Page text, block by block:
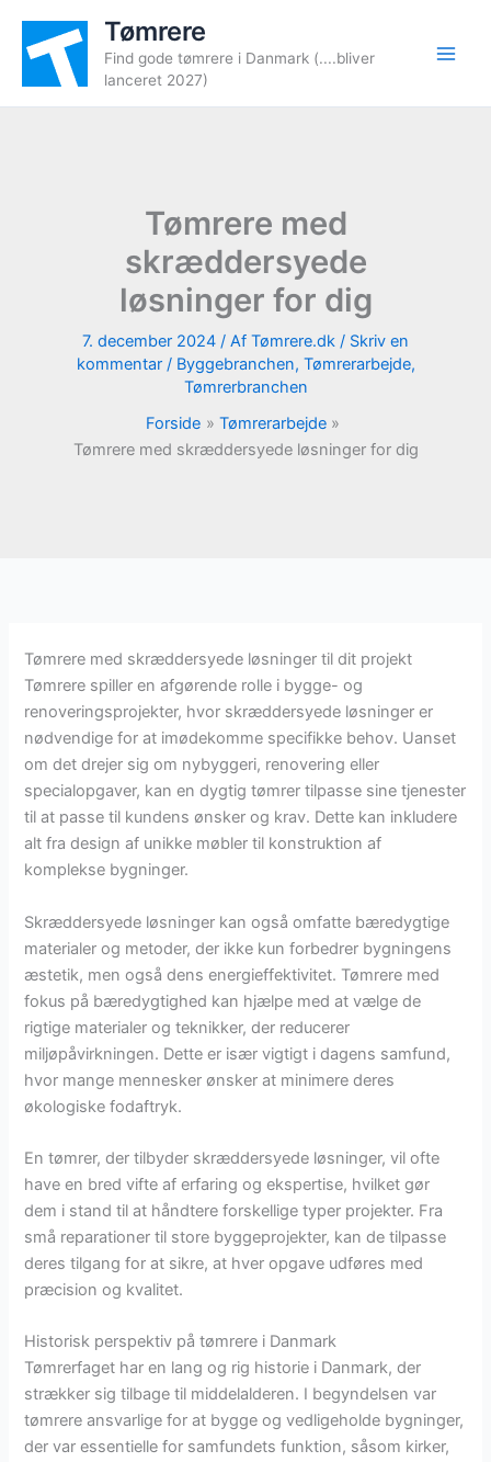
indholdet
Tømrere
Find gode tømrere i Danmark (....bliver
lanceret 2027)
Tømrere med
skræddersyede
løsninger for dig
7. december 2024 / Af Tømrere.dk / Skriv en
kommentar / Byggebranchen, Tømrerarbejde,
Tømrerbranchen
Forside
Tømrerarbejde
Tømrere med skræddersyede løsninger for dig
Tømrere med skræddersyede løsninger til dit projekt
Tømrere spiller en afgørende rolle i bygge- og
renoveringsprojekter, hvor skræddersyede løsninger er
nødvendige for at imødekomme specifikke behov. Uanset
om det drejer sig om nybyggeri, renovering eller
specialopgaver, kan en dygtig tømrer tilpasse sine tjenester
til at passe til kundens ønsker og krav. Dette kan inkludere
alt fra design af unikke møbler til konstruktion af
komplekse bygninger.
Skræddersyede løsninger kan også omfatte bæredygtige
materialer og metoder, der ikke kun forbedrer bygningens
æstetik, men også dens energieffektivitet. Tømrere med
fokus på bæredygtighed kan hjælpe med at vælge de
rigtige materialer og teknikker, der reducerer
miljøpåvirkningen. Dette er især vigtigt i dagens samfund,
hvor mange mennesker ønsker at minimere deres
økologiske fodaftryk.
En tømrer, der tilbyder skræddersyede løsninger, vil ofte
have en bred vifte af erfaring og ekspertise, hvilket gør
dem i stand til at håndtere forskellige typer projekter. Fra
små reparationer til store byggeprojekter, kan de tilpasse
deres tilgang for at sikre, at hver opgave udføres med
præcision og kvalitet.
Historisk perspektiv på tømrere i Danmark
Tømrerfaget har en lang og rig historie i Danmark, der
strækker sig tilbage til middelalderen. I begyndelsen var
tømrere ansvarlige for at bygge og vedligeholde bygninger,
der var essentielle for samfundets funktion, såsom kirker,